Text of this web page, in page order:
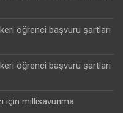
öğrenci başvuru şartları
öğrenci başvuru şartları
için millisavunma